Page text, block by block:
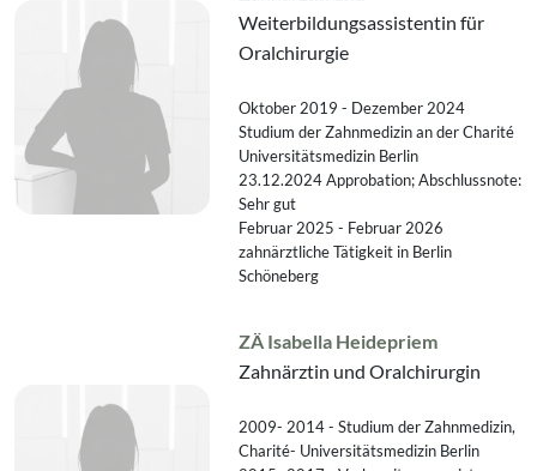
Weiterbildungsassistentin für
Oralchirurgie
Oktober 2019 - Dezember 2024
Studium der Zahnmedizin an der Charité
Universitätsmedizin Berlin
23.12.2024 Approbation; Abschlussnote:
Sehr gut
Februar 2025 - Februar 2026
zahnärztliche Tätigkeit in Berlin
Schöneberg
ZÄ Isabella Heidepriem
Zahnärztin und Oralchirurgin
2009- 2014 - Studium der Zahnmedizin,
Charité- Universitätsmedizin Berlin